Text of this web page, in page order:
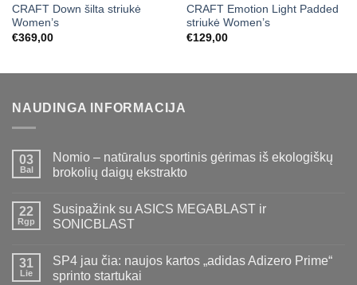
CRAFT Down šilta striukė
Women’s
€369,00
CRAFT Emotion Light Padded
striukė Women’s
€129,00
NAUDINGA INFORMACIJA
03
Bal
Nomio – natūralus sportinis gėrimas iš ekologiškų
brokolių daigų ekstrakto
22
Rgp
Susipažink su ASICS MEGABLAST ir
SONICBLAST
31
Lie
SP4 jau čia: naujos kartos „adidas Adizero Prime“
sprinto startukai